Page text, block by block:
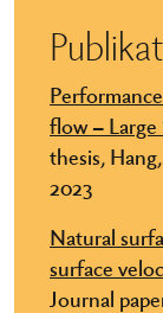
flow – Large
thesis,
2023
Natural
surface
Journal